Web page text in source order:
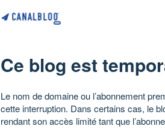
Ce blog est
Le nom de domaine ou l’abonnement
cette interruption. Dans certains cas, le
rendant son accès limité tant que